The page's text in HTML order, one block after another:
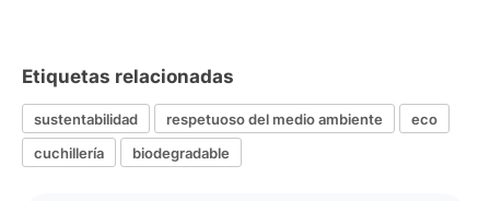
Etiquetas relacionadas
sustentabilidad respetuoso del medio ambiente
eco
cuchillería
biodegradable